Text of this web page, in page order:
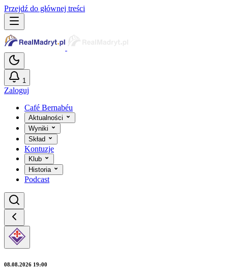
Przejdź do głównej treści
1
Zaloguj
Café Bernabéu
Aktualności
Wyniki
Skład
Kontuzje
Klub
Historia
Podcast
08.08.2026 19:00